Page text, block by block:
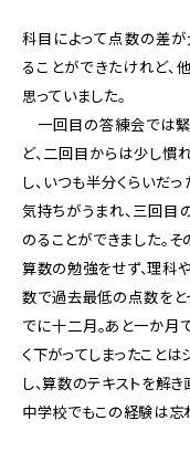
科目によって点数の差が
ることができたけれど、
思っていました。
一回目の答練会では
ど、二回目からは少し慣
し、いつも半分くらいだ
気持ちがうまれ、三回
のることができました。
算数の勉強をせず、理科
数で過去最低の点数をと
でに十二月。あと一か月
く下がってしまったこと
し、算数のテキストを解き
中学校でもこの経験は忘